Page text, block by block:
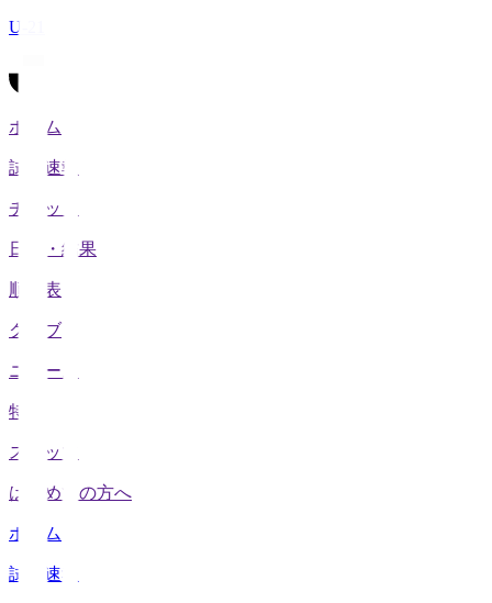
U-21
ホーム
試合速報
チケット
日程・結果
順位表
クラブ
ニュース
特集
スタッツ
はじめての方へ
ホーム
試合速報